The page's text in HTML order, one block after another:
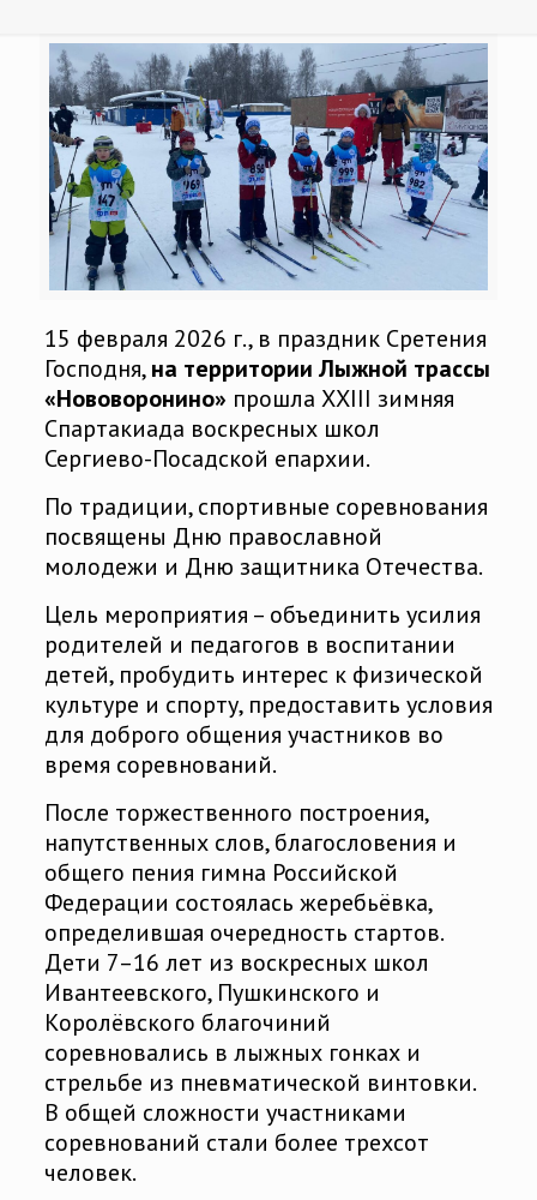
15 февраля 2026 г., в праздник Сретения
Господня,на территории Лыжной трассы
«Нововоронино» прошла XХIII зимняя
Спартакиада воскресных школ
Сергиево-Посадской епархии.
По традиции, спортивные соревнования
посвящены Дню православной
молодежи и Дню защитника Отечества.
Цель мероприятия – объединить усилия
родителей и педагогов в воспитании
детей, пробудить интерес к физической
культуре и спорту, предоставить условия
для доброго общения участников во
время соревнований.
После торжественного построения,
напутственных слов, благословения и
общего пения гимна Российской
Федерации состоялась жеребьёвка,
определившая очередность стартов.
Дети 7–16 лет из воскресных школ
Ивантеевского, Пушкинского и
Королёвского благочиний
соревновались в лыжных гонках и
стрельбе из пневматической винтовки.
В общей сложности участниками
соревнований стали более трехсот
человек.